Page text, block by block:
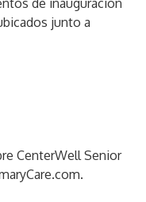
de inauguración
junto a
CenterWell Senior
.